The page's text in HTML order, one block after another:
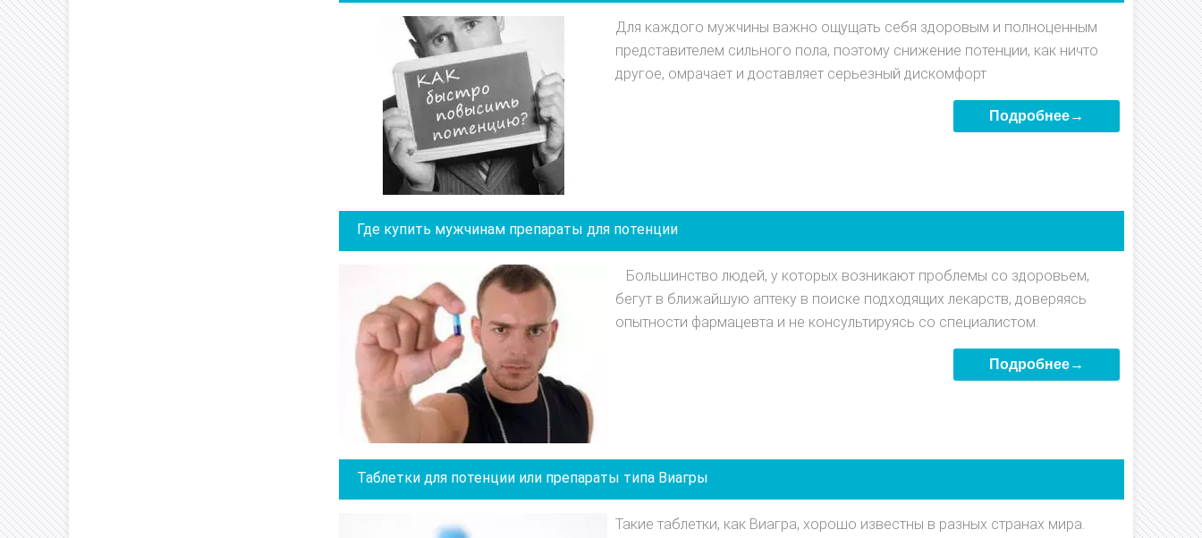
Для каждого мужчины важно ощущать себя здоровым и полноценным
представителем сильного пола, поэтому снижение потенции, как ничто
другое, омрачает и доставляет серьезный дискомфорт
Подробнее→
Где купить мужчинам препараты для потенции
Большинство людей, у которых возникают проблемы со здоровьем,
бегут в ближайшую аптеку в поиске подходящих лекарств, доверяясь
опытности фармацевта и не консультируясь со специалистом.
Подробнее→
Таблетки для потенции или препараты типа Виагры
Такие таблетки, как Виагра, хорошо известны в разных странах мира.